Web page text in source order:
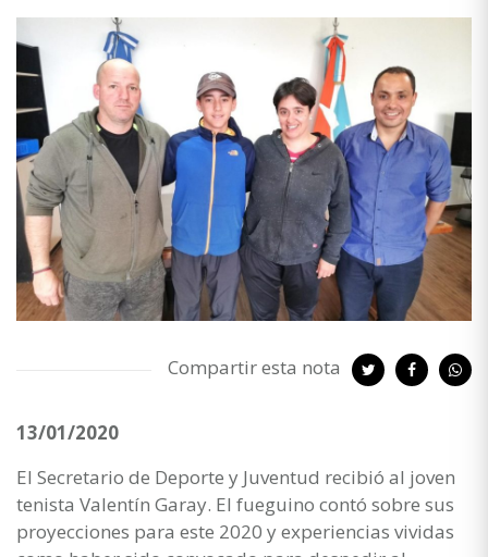
Compartir esta nota
13/01/2020
El Secretario de Deporte y Juventud recibió al joven
tenista Valentín Garay. El fueguino contó sobre sus
proyecciones para este 2020 y experiencias vividas